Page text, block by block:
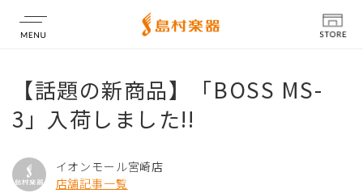
店舗情報
【話題の新商品】「BOSS MS-
3」入荷しました!!
イオンモール宮崎店
店舗記事一覧